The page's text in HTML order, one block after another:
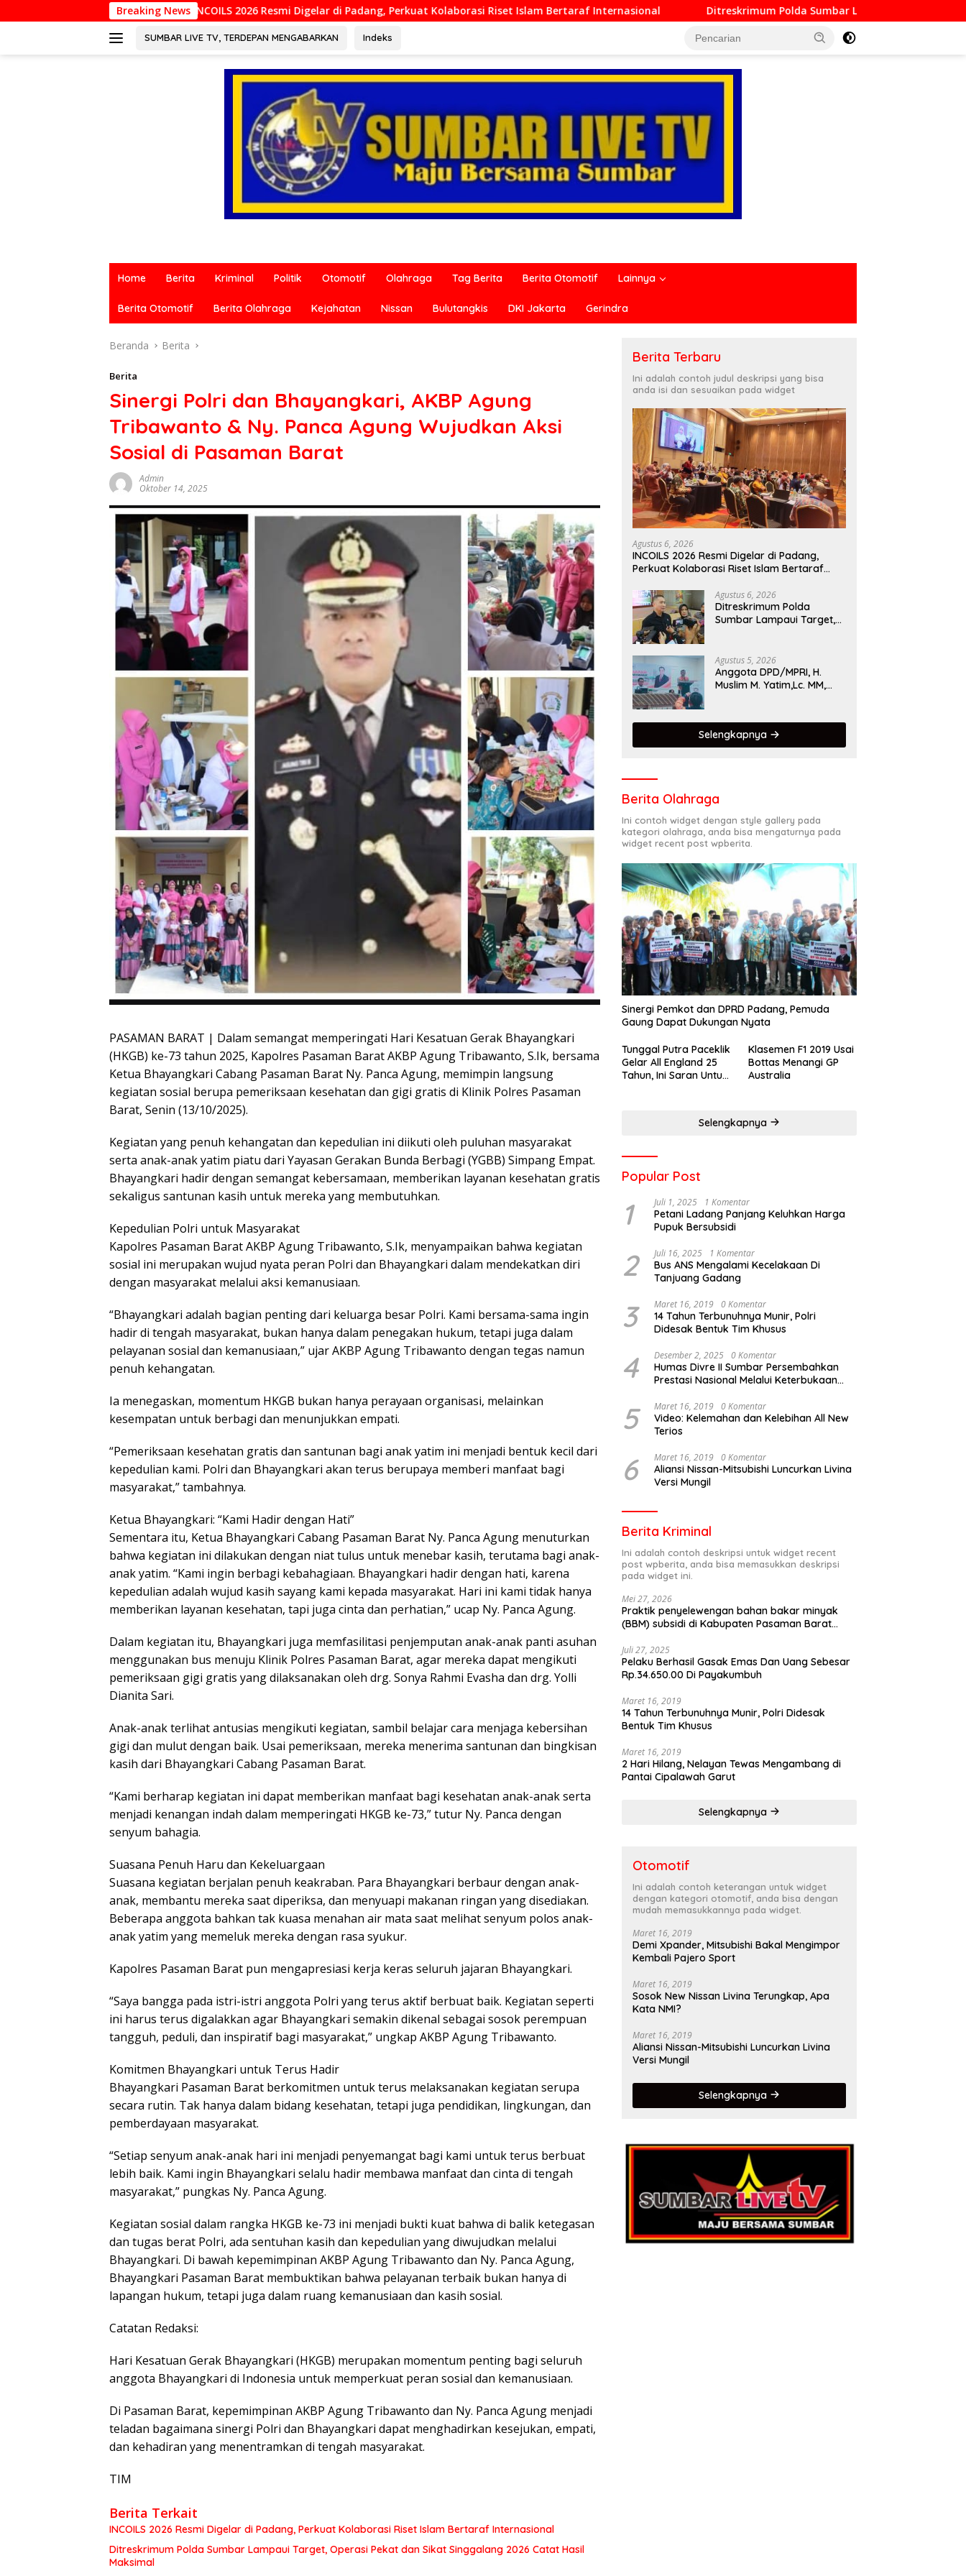
ke
Breaking News
INCOILS 2026 Resmi Digelar di Padang, Perkuat Kolaborasi Riset Islam Bertaraf Internasional Ditreskrimum Polda Sumbar Lampaui Target, Operasi Pekat dan Sikat
SUMBAR LIVE TV, TERDEPAN MENGABARKAN Indeks
terkini
berbagai
indonesia
dari
politik,
mapun
budaya
serta
berita
terbaru
lainnya
sumbar
tv
live
Home Berita Kriminal Politik Otomotif Olahraga Tag Berita Berita Otomotif Lainnya
Berita Otomotif Berita Olahraga Kejahatan Nissan Bulutangkis DKI Jakarta Gerindra
Beranda Berita
Berita
Sinergi Polri dan Bhayangkari, AKBP Agung
Tribawanto & Ny. Panca Agung Wujudkan Aksi
Sosial di Pasaman Barat
Admin
Oktober 14, 2025
PASAMAN BARAT | Dalam semangat memperingati Hari Kesatuan Gerak Bhayangkari
(HKGB) ke-73 tahun 2025, Kapolres Pasaman Barat AKBP Agung Tribawanto, S.Ik, bersama
Ketua Bhayangkari Cabang Pasaman Barat Ny. Panca Agung, memimpin langsung
kegiatan sosial berupa pemeriksaan kesehatan dan gigi gratis di Klinik Polres Pasaman
Barat, Senin (13/10/2025).
Kegiatan yang penuh kehangatan dan kepedulian ini diikuti oleh puluhan masyarakat
serta anak-anak yatim piatu dari Yayasan Gerakan Bunda Berbagi (YGBB) Simpang Empat.
Bhayangkari hadir dengan semangat kebersamaan, memberikan layanan kesehatan gratis
sekaligus santunan kasih untuk mereka yang membutuhkan.
Kepedulian Polri untuk Masyarakat
Kapolres Pasaman Barat AKBP Agung Tribawanto, S.Ik, menyampaikan bahwa kegiatan
sosial ini merupakan wujud nyata peran Polri dan Bhayangkari dalam mendekatkan diri
dengan masyarakat melalui aksi kemanusiaan.
“Bhayangkari adalah bagian penting dari keluarga besar Polri. Kami bersama-sama ingin
hadir di tengah masyarakat, bukan hanya dalam penegakan hukum, tetapi juga dalam
pelayanan sosial dan kemanusiaan,” ujar AKBP Agung Tribawanto dengan tegas namun
penuh kehangatan.
Ia menegaskan, momentum HKGB bukan hanya perayaan organisasi, melainkan
kesempatan untuk berbagi dan menunjukkan empati.
“Pemeriksaan kesehatan gratis dan santunan bagi anak yatim ini menjadi bentuk kecil dari
kepedulian kami. Polri dan Bhayangkari akan terus berupaya memberi manfaat bagi
masyarakat,” tambahnya.
Ketua Bhayangkari: “Kami Hadir dengan Hati”
Sementara itu, Ketua Bhayangkari Cabang Pasaman Barat Ny. Panca Agung menuturkan
bahwa kegiatan ini dilakukan dengan niat tulus untuk menebar kasih, terutama bagi anak-
anak yatim. “Kami ingin berbagi kebahagiaan. Bhayangkari hadir dengan hati, karena
kepedulian adalah wujud kasih sayang kami kepada masyarakat. Hari ini kami tidak hanya
memberikan layanan kesehatan, tapi juga cinta dan perhatian,” ucap Ny. Panca Agung.
Dalam kegiatan itu, Bhayangkari juga memfasilitasi penjemputan anak-anak panti asuhan
menggunakan bus menuju Klinik Polres Pasaman Barat, agar mereka dapat mengikuti
pemeriksaan gigi gratis yang dilaksanakan oleh drg. Sonya Rahmi Evasha dan drg. Yolli
Dianita Sari.
Anak-anak terlihat antusias mengikuti kegiatan, sambil belajar cara menjaga kebersihan
gigi dan mulut dengan baik. Usai pemeriksaan, mereka menerima santunan dan bingkisan
kasih dari Bhayangkari Cabang Pasaman Barat.
“Kami berharap kegiatan ini dapat memberikan manfaat bagi kesehatan anak-anak serta
menjadi kenangan indah dalam memperingati HKGB ke-73,” tutur Ny. Panca dengan
senyum bahagia.
Suasana Penuh Haru dan Kekeluargaan
Suasana kegiatan berjalan penuh keakraban. Para Bhayangkari berbaur dengan anak-
anak, membantu mereka saat diperiksa, dan menyuapi makanan ringan yang disediakan.
Beberapa anggota bahkan tak kuasa menahan air mata saat melihat senyum polos anak-
anak yatim yang memeluk mereka dengan rasa syukur.
Kapolres Pasaman Barat pun mengapresiasi kerja keras seluruh jajaran Bhayangkari.
“Saya bangga pada istri-istri anggota Polri yang terus aktif berbuat baik. Kegiatan seperti
ini harus terus digalakkan agar Bhayangkari semakin dikenal sebagai sosok perempuan
tangguh, peduli, dan inspiratif bagi masyarakat,” ungkap AKBP Agung Tribawanto.
Komitmen Bhayangkari untuk Terus Hadir
Bhayangkari Pasaman Barat berkomitmen untuk terus melaksanakan kegiatan serupa
secara rutin. Tak hanya dalam bidang kesehatan, tetapi juga pendidikan, lingkungan, dan
pemberdayaan masyarakat.
“Setiap senyum anak-anak hari ini menjadi penyemangat bagi kami untuk terus berbuat
lebih baik. Kami ingin Bhayangkari selalu hadir membawa manfaat dan cinta di tengah
masyarakat,” pungkas Ny. Panca Agung.
Kegiatan sosial dalam rangka HKGB ke-73 ini menjadi bukti kuat bahwa di balik ketegasan
dan tugas berat Polri, ada sentuhan kasih dan kepedulian yang diwujudkan melalui
Bhayangkari. Di bawah kepemimpinan AKBP Agung Tribawanto dan Ny. Panca Agung,
Bhayangkari Pasaman Barat membuktikan bahwa pelayanan terbaik bukan hanya di
lapangan hukum, tetapi juga dalam ruang kemanusiaan dan kasih sosial.
Catatan Redaksi:
Hari Kesatuan Gerak Bhayangkari (HKGB) merupakan momentum penting bagi seluruh
anggota Bhayangkari di Indonesia untuk memperkuat peran sosial dan kemanusiaan.
Di Pasaman Barat, kepemimpinan AKBP Agung Tribawanto dan Ny. Panca Agung menjadi
teladan bagaimana sinergi Polri dan Bhayangkari dapat menghadirkan kesejukan, empati,
dan kehadiran yang menentramkan di tengah masyarakat.
TIM
Berita Terkait
INCOILS 2026 Resmi Digelar di Padang, Perkuat Kolaborasi Riset Islam Bertaraf Internasional
Ditreskrimum Polda Sumbar Lampaui Target, Operasi Pekat dan Sikat Singgalang 2026 Catat Hasil
Maksimal
Berita Terbaru
Ini adalah contoh judul deskripsi yang bisa
anda isi dan sesuaikan pada widget
Agustus 6, 2026
INCOILS 2026 Resmi Digelar di Padang,
Perkuat Kolaborasi Riset Islam Bertaraf
Agustus 6, 2026
Ditreskrimum Polda
Sumbar Lampaui Target,
Hasil Maksimal
Agustus 5, 2026
Anggota DPD/MPRI, H.
Muslim M. Yatim,Lc. MM,
satu garda terdepan
dalam Bencana
Selengkapnya
Berita Olahraga
Ini contoh widget dengan style gallery pada
kategori olahraga, anda bisa mengaturnya pada
widget recent post wpberita.
Sinergi Pemkot dan DPRD Padang, Pemuda
Gaung Dapat Dukungan Nyata
Tunggal Putra Paceklik
Gelar All England 25
Tahun, Ini Saran Untuk
Klasemen F1 2019 Usai
Bottas Menangi GP
Australia
Selengkapnya
Popular Post
1 Juli 1, 2025 1 Komentar
Petani Ladang Panjang Keluhkan Harga
Pupuk Bersubsidi
2 Juli 16, 2025 1 Komentar
Bus ANS Mengalami Kecelakaan Di
Tanjuang Gadang
3 Maret 16, 2019 0 Komentar
14 Tahun Terbunuhnya Munir, Polri
Didesak Bentuk Tim Khusus
4 Desember 2, 2025 0 Komentar
Humas Divre II Sumbar Persembahkan
Prestasi Nasional Melalui Keterbukaan
5 Maret 16, 2019 0 Komentar
Video: Kelemahan dan Kelebihan All New
Terios
6 Maret 16, 2019 0 Komentar
Aliansi Nissan-Mitsubishi Luncurkan Livina
Versi Mungil
Berita Kriminal
Ini adalah contoh deskripsi untuk widget recent
post wpberita, anda bisa memasukkan deskripsi
pada widget ini.
Mei 27, 2026
Praktik penyelewengan bahan bakar minyak
(BBM) subsidi di Kabupaten Pasaman Barat
Juli 27, 2025
Pelaku Berhasil Gasak Emas Dan Uang Sebesar
Rp.34.650.00 Di Payakumbuh
Maret 16, 2019
14 Tahun Terbunuhnya Munir, Polri Didesak
Bentuk Tim Khusus
Maret 16, 2019
2 Hari Hilang, Nelayan Tewas Mengambang di
Pantai Cipalawah Garut
Selengkapnya
Otomotif
Ini adalah contoh keterangan untuk widget
dengan kategori otomotif, anda bisa dengan
mudah memasukkannya pada widget.
Maret 16, 2019
Demi Xpander, Mitsubishi Bakal Mengimpor
Kembali Pajero Sport
Maret 16, 2019
Sosok New Nissan Livina Terungkap, Apa
Kata NMI?
Maret 16, 2019
Aliansi Nissan-Mitsubishi Luncurkan Livina
Versi Mungil
Selengkapnya